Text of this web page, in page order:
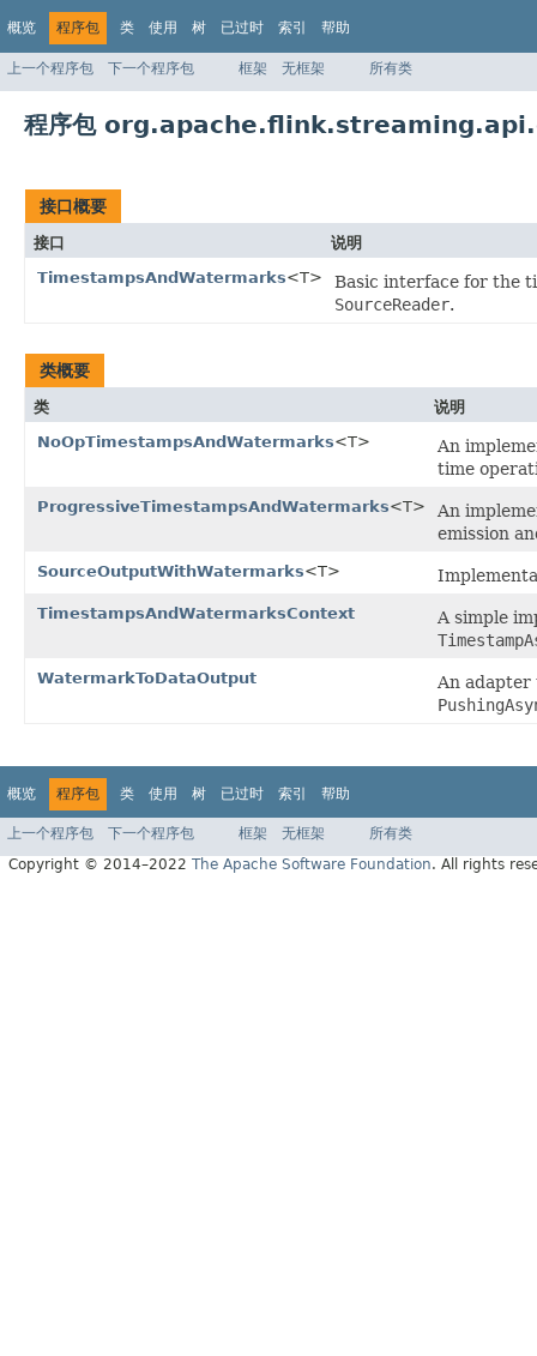
概览 程序包 类 使用 树 已过时 索引 帮助
上一个程序包 下一个程序包 框架 无框架 所有类
程序包
接口概要
接口
说明
TimestampsAndWatermarks<T>
Basic interface for the
SourceReader.
类概要
类
说明
NoOpTimestampsAndWatermarks<T>
An
time
ProgressiveTimestampsAndWatermarks<T>
An
emission
SourceOutputWithWatermarks<T>
TimestampsAndWatermarksContext
A simple
WatermarkToDataOutput
An adapter
概览 程序包 类 使用 树 已过时 索引 帮助
上一个程序包 下一个程序包 框架 无框架
所有类
Copyright © 2014–2022 The Apache Software Foundation. All rights